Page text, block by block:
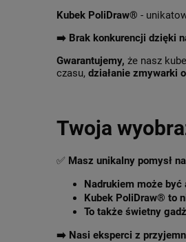
Kubek PoliDraw® -
➡️ Brak konkurencji dzięki
Gwarantujemy, że nasz
czasu, działanie zmywarki
Twoja
✅ Masz unikalny pomysł
Nadrukiem może
Kubek PoliDraw® to
To także świetny
➡️ Nasi eksperci z